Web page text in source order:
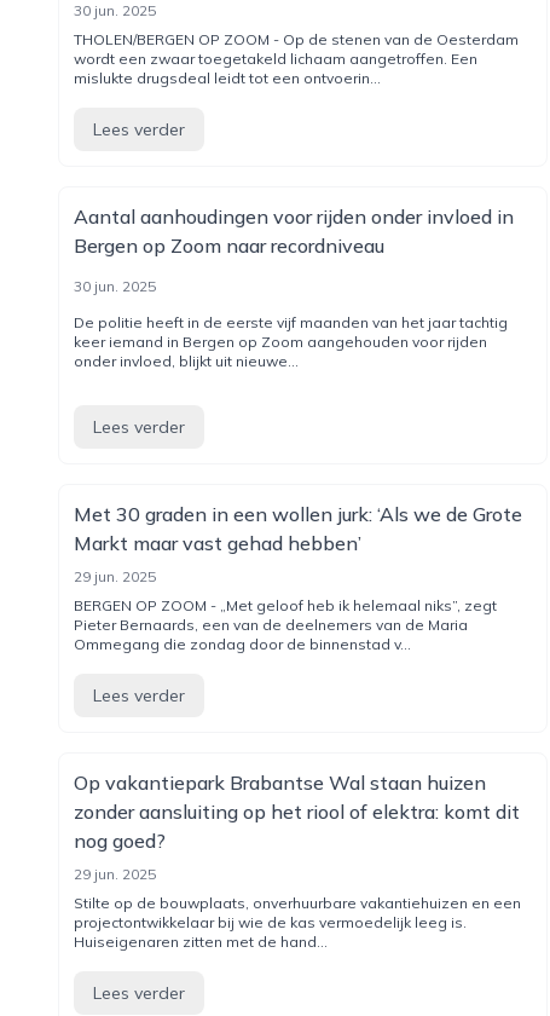
30 jun. 2025
THOLEN/BERGEN OP ZOOM - Op de stenen van de Oesterdam
wordt een zwaar toegetakeld lichaam aangetroffen. Een
mislukte drugsdeal leidt tot een ontvoerin...
Lees verder
Aantal aanhoudingen voor rijden onder invloed in
Bergen op Zoom naar recordniveau
30 jun. 2025
De politie heeft in de eerste vijf maanden van het jaar tachtig
keer iemand in Bergen op Zoom aangehouden voor rijden
onder invloed, blijkt uit nieuwe...
Lees verder
Met 30 graden in een wollen jurk: ‘Als we de Grote
Markt maar vast gehad hebben’
29 jun. 2025
BERGEN OP ZOOM - „Met geloof heb ik helemaal niks”, zegt
Pieter Bernaards, een van de deelnemers van de Maria
Ommegang die zondag door de binnenstad v...
Lees verder
Op vakantiepark Brabantse Wal staan huizen
zonder aansluiting op het riool of elektra: komt dit
nog goed?
29 jun. 2025
Stilte op de bouwplaats, onverhuurbare vakantiehuizen en een
projectontwikkelaar bij wie de kas vermoedelijk leeg is.
Huiseigenaren zitten met de hand...
Lees verder